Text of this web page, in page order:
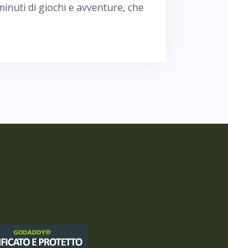
di giochi e avventure, che